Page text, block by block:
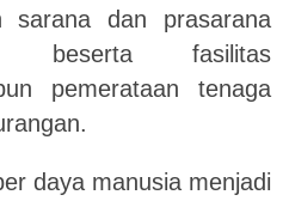
sarana dan prasarana
beserta fasilitas
pemerataan tenaga
daya manusia menjadi